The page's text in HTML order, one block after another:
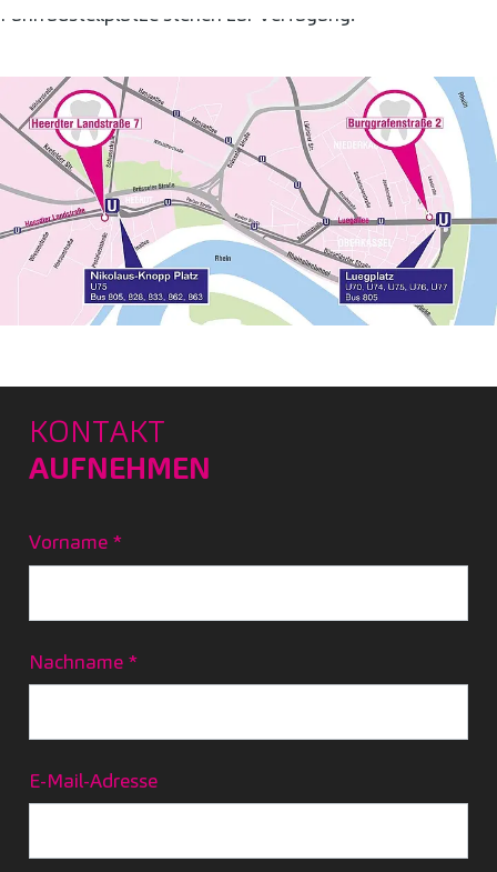
Fahrradstellplätze stehen zur Verfügung.
KONTAKT
AUFNEHMEN
Vorname *
Nachname *
E-Mail-Adresse